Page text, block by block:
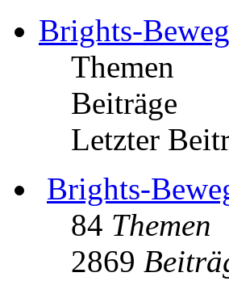
Brights-
Themen
Beiträge
Letzter
Brights-
84 Themen
2869